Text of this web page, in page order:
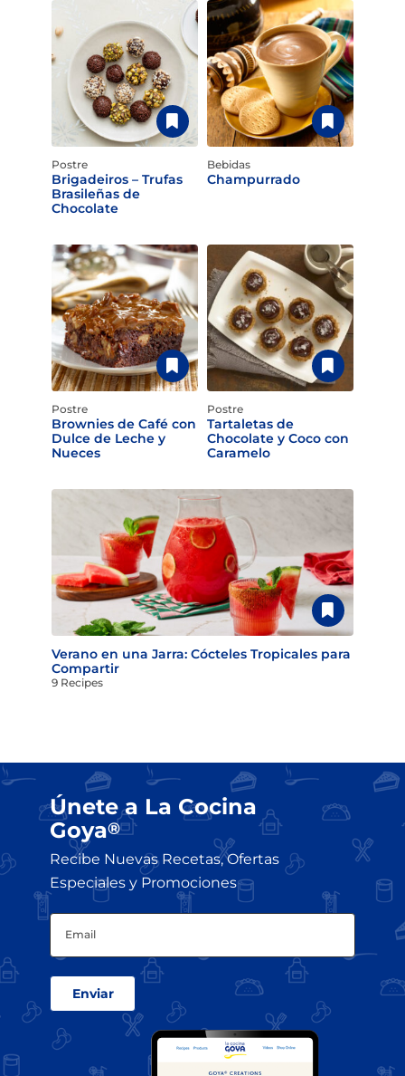
Postre
Brigadeiros – Trufas
Brasileñas de
Chocolate
Bebidas
Champurrado
Postre
Brownies de Café con
Dulce de Leche y
Nueces
Postre
Tartaletas de
Chocolate y Coco con
Caramelo
Verano en una Jarra: Cócteles Tropicales para
Compartir
9 Recipes
Únete a La Cocina
Goya®
Recibe Nuevas Recetas, Ofertas
Especiales y Promociones